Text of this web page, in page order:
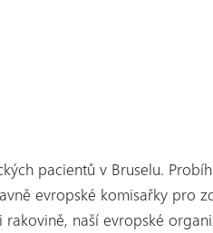
pacientů v Bruselu.
evropské komisařky pro
naší evropské